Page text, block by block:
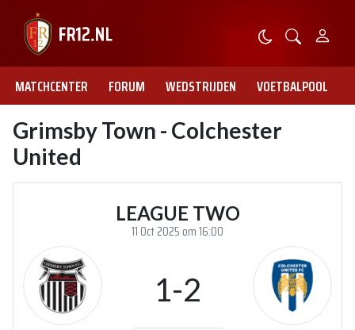
MATCHCENTER FORUM WEDSTRIJDEN VOETBALPOOL
Grimsby Town - Colchester
United
LEAGUE TWO
11 Oct 2025 om 16:00
1-2